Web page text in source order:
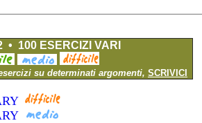
• 100 ESERCIZI VARI
su determinati argomenti, SCRIVICI